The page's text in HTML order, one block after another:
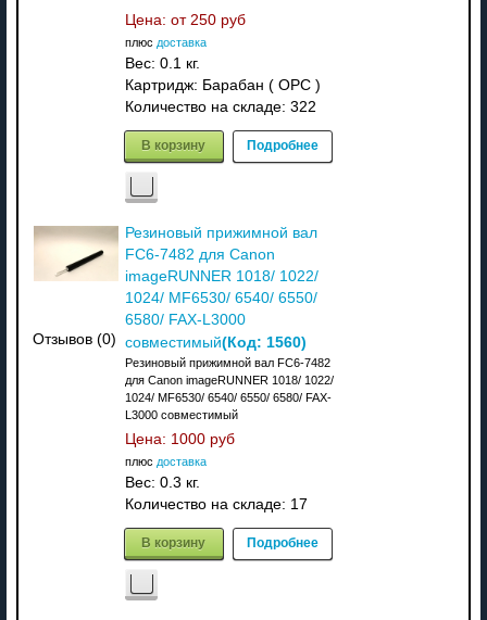
Цена: от 250 руб
плюс доставка
Вес: 0.1 кг.
Картридж: Барабан ( OPC )
Количество на складе: 322
В корзину Подробнее
Отзывов (0)
Резиновый прижимной вал
FC6-7482 для Canon
imageRUNNER 1018/ 1022/
1024/ MF6530/ 6540/ 6550/
6580/ FAX-L3000
совместимый(Код: 1560)
Резиновый прижимной вал FC6-7482
для Canon imageRUNNER 1018/ 1022/
1024/ MF6530/ 6540/ 6550/ 6580/ FAX-
L3000 совместимый
Цена: 1000 руб
плюс доставка
Вес: 0.3 кг.
Количество на складе: 17
В корзину Подробнее